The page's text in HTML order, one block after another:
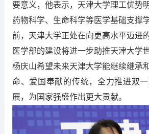
要意义，他表示，天津大学理工优势
药物科学、生命科学等医学基础支撑
前，天津大学正处在向更高水平迈进
医学部的建设将进一步助推天津大学
杨庆山希望未来天津大学能继续继承
命、爱国奉献的传统，全力推进双
展，为国家强盛作出更大贡献。